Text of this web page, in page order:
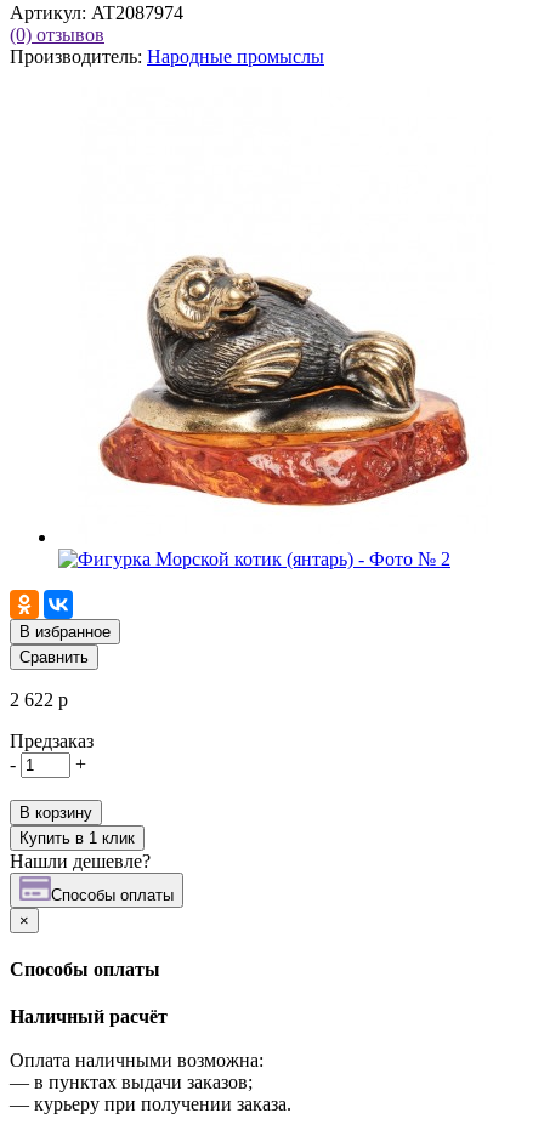
Артикул: AT2087974
(0) отзывов
Производитель: Народные промыслы
В избранное
Сравнить
2 622 р
Предзаказ
-
+
В корзину
Купить в 1 клик
Нашли дешевле?
Cпособы оплаты
×
Cпособы оплаты
Наличный расчёт
Оплата наличными возможна:
— в пунктах выдачи заказов;
— курьеру при получении заказа.